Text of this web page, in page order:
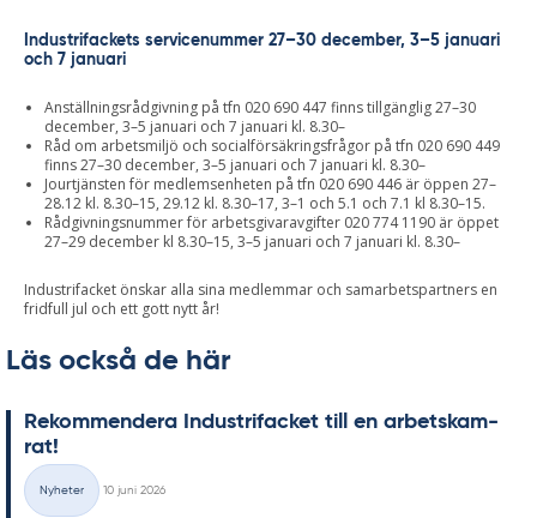
Industrifackets servicenummer 27–30 december, 3–5 januari
och 7 januari
Anställningsrådgivning på tfn 020 690 447 finns tillgänglig 27–30
december, 3–5 januari och 7 januari kl. 8.30–
Råd om arbetsmiljö och socialförsäkringsfrågor på tfn 020 690 449
finns 27–30 december, 3–5 januari och 7 januari kl. 8.30–
Jourtjänsten för medlemsenheten på tfn 020 690 446 är öppen 27–
28.12 kl. 8.30–15, 29.12 kl. 8.30–17, 3–1 och 5.1 och 7.1 kl 8.30–15.
Rådgivningsnummer för arbetsgivaravgifter 020 774 1190 är öppet
27–29 december kl 8.30–15, 3–5 januari och 7 januari kl. 8.30–
Industrifacket önskar alla sina medlemmar och samarbetspartners en
fridfull jul och ett gott nytt år!
Läs också de här
Re­kom­men­de­ra In­du­stri­fac­ket till en ar­bets­kam­
rat!
Kategorier
Nyheter
10 juni 2026